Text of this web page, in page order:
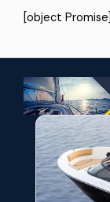
[object Promise]